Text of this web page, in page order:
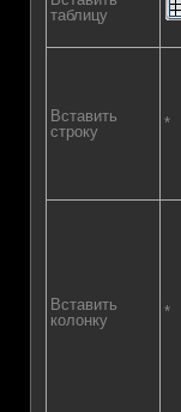
таблицу
Вставить
строку
*
Вставить
колонку
*